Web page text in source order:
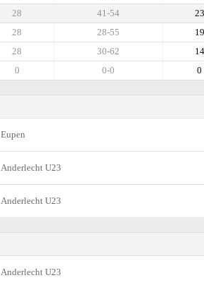
23
41-54
28
19
28-55
28
14
30-62
28
0
0-0
0
Eupen
Anderlecht U23
Anderlecht U23
Anderlecht U23